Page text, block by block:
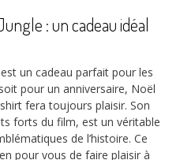
: un cadeau idéal
un cadeau parfait pour les
pour un anniversaire, Noël
fera toujours plaisir. Son
forts du film, est un véritable
de l’histoire. Ce
pour vous de faire plaisir à